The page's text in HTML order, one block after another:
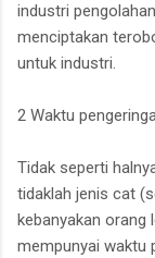
industri
menciptakan
untuk industri.
2 Waktu
Tidak seperti
tidaklah jenis cat
kebanyakan orang
mempunyai waktu